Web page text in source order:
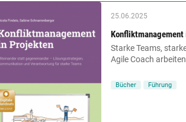
25.06.2025
Starke Teams,
Agile Coach
Bücher Führung